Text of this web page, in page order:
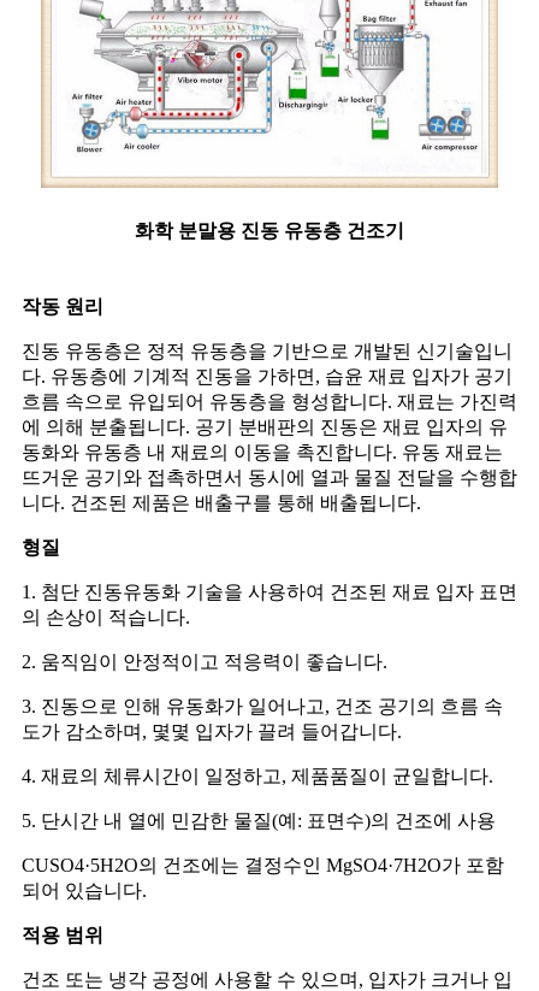
화학 분말용 진동 유동층 건조기
작동 원리
진동 유동층은 정적 유동층을 기반으로 개발된 신기술입니
다. 유동층에 기계적 진동을 가하면, 습윤 재료 입자가 공기
흐름 속으로 유입되어 유동층을 형성합니다. 재료는 가진력
에 의해 분출됩니다. 공기 분배판의 진동은 재료 입자의 유
동화와 유동층 내 재료의 이동을 촉진합니다. 유동 재료는
뜨거운 공기와 접촉하면서 동시에 열과 물질 전달을 수행합
니다. 건조된 제품은 배출구를 통해 배출됩니다.
형질
1. 첨단 진동유동화 기술을 사용하여 건조된 재료 입자 표면
의 손상이 적습니다.
2. 움직임이 안정적이고 적응력이 좋습니다.
3. 진동으로 인해 유동화가 일어나고, 건조 공기의 흐름 속
도가 감소하며, 몇몇 입자가 끌려 들어갑니다.
4. 재료의 체류시간이 일정하고, 제품품질이 균일합니다.
5. 단시간 내 열에 민감한 물질(예: 표면수)의 건조에 사용
CUSO4·5H2O의 건조에는 결정수인 MgSO4·7H2O가 포함
되어 있습니다.
적용 범위
건조 또는 냉각 공정에 사용할 수 있으며, 입자가 크거나 입